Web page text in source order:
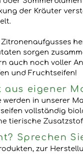
der Kräuter
sorgen
auch noch voller
und Fruchtseifen!
eigener
in unserer
vollständig
tierische
Sprechen
zur